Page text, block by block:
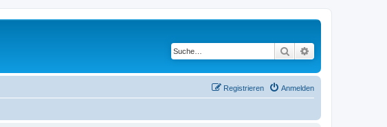
Suche
Anmelden
Registrieren